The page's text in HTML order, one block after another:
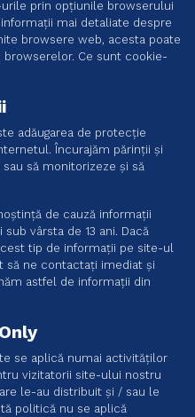
prin opțiunile browserului
mai detaliate despre
browsere web, acesta poate
Ce sunt cookie-
adăugarea de protecție
Încurajăm părinții și
să monitorizeze și să
de cauză informații
vârsta de 13 ani. Dacă
tip de informații pe site-ul
să ne contactați imediat și
astfel de informații din
se aplică numai activităților
vizitatorii site-ului nostru
le-au distribuit și / sau le
politică nu se aplică